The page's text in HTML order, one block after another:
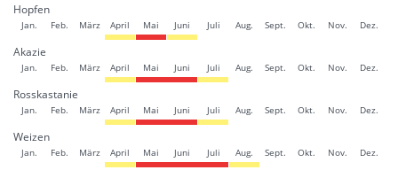
Hopfen
Jan. Feb. März April Mai Juni Juli Aug. Sept. Okt. Nov. Dez.
Akazie
Jan. Feb. März April Mai Juni Juli Aug. Sept. Okt. Nov. Dez.
Rosskastanie
Jan. Feb. März April Mai Juni Juli Aug. Sept. Okt. Nov. Dez.
Weizen
Jan. Feb. März April Mai Juni Juli Aug. Sept. Okt. Nov. Dez.